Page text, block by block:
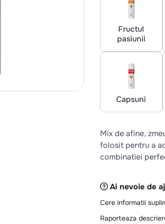
Fructul
pasiunii
Capsuni
Mix de afine,
folosit pentru a
combinatiei
Ai nevoie de
Cere informatii
Raporteaza